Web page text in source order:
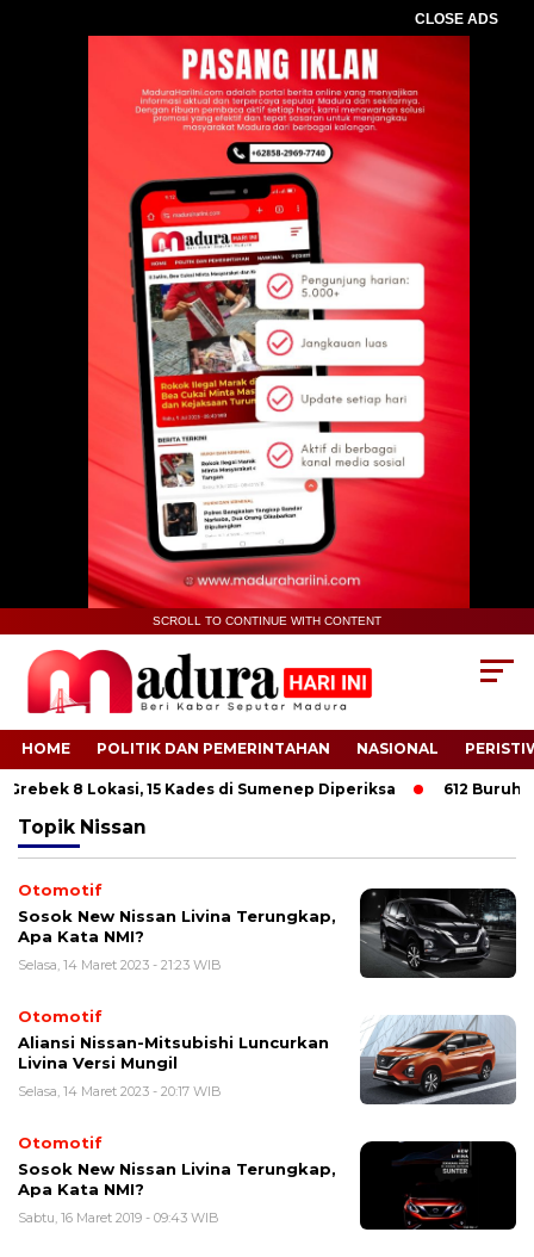
CLOSE ADS
SCROLL TO CONTINUE WITH CONTENT
HOME POLITIK DAN PEMERINTAHAN NASIONAL
8 Lokasi, 15 Kades di Sumenep Diperiksa 612 Buruh
Topik Nissan
Otomotif
Sosok New Nissan Livina Terungkap,
Apa Kata NMI?
Selasa, 14 Maret 2023 - 21:23 WIB
Otomotif
Aliansi Nissan-Mitsubishi Luncurkan
Livina Versi Mungil
Selasa, 14 Maret 2023 - 20:17 WIB
Otomotif
Sosok New Nissan Livina Terungkap,
Apa Kata NMI?
Sabtu, 16 Maret 2019 - 09:43 WIB